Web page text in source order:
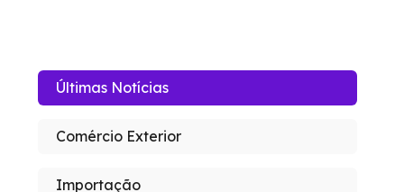
Últimas Notícias
Comércio Exterior
Importação